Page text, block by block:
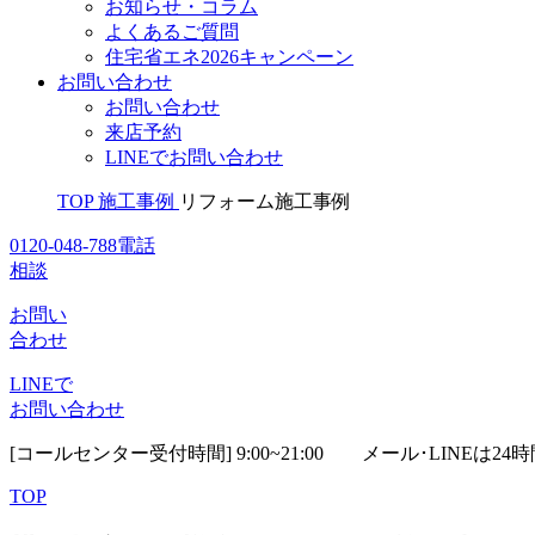
お知らせ・コラム
よくあるご質問
住宅省エネ2026キャンペーン
お問い合わせ
お問い合わせ
来店予約
LINEでお問い合わせ
TOP 施工事例 リフォーム施工事例
0120-048-788電話
相談
お問い
合わせ
LINEで
お問い合わせ
[コールセンター受付時間] 9:00~21:00 メール･LINEは24時
TOP